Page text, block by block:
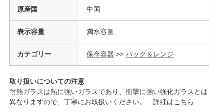
原産国 中国
表示容量 満水容量
カテゴリー 保存容器 >>パック＆レンジ
取り扱いについての注意
耐熱ガラスは熱に強いガラスであり、衝撃に強い強化ガラスとは
異なりますので、丁寧にお取扱いください。詳細はこちら